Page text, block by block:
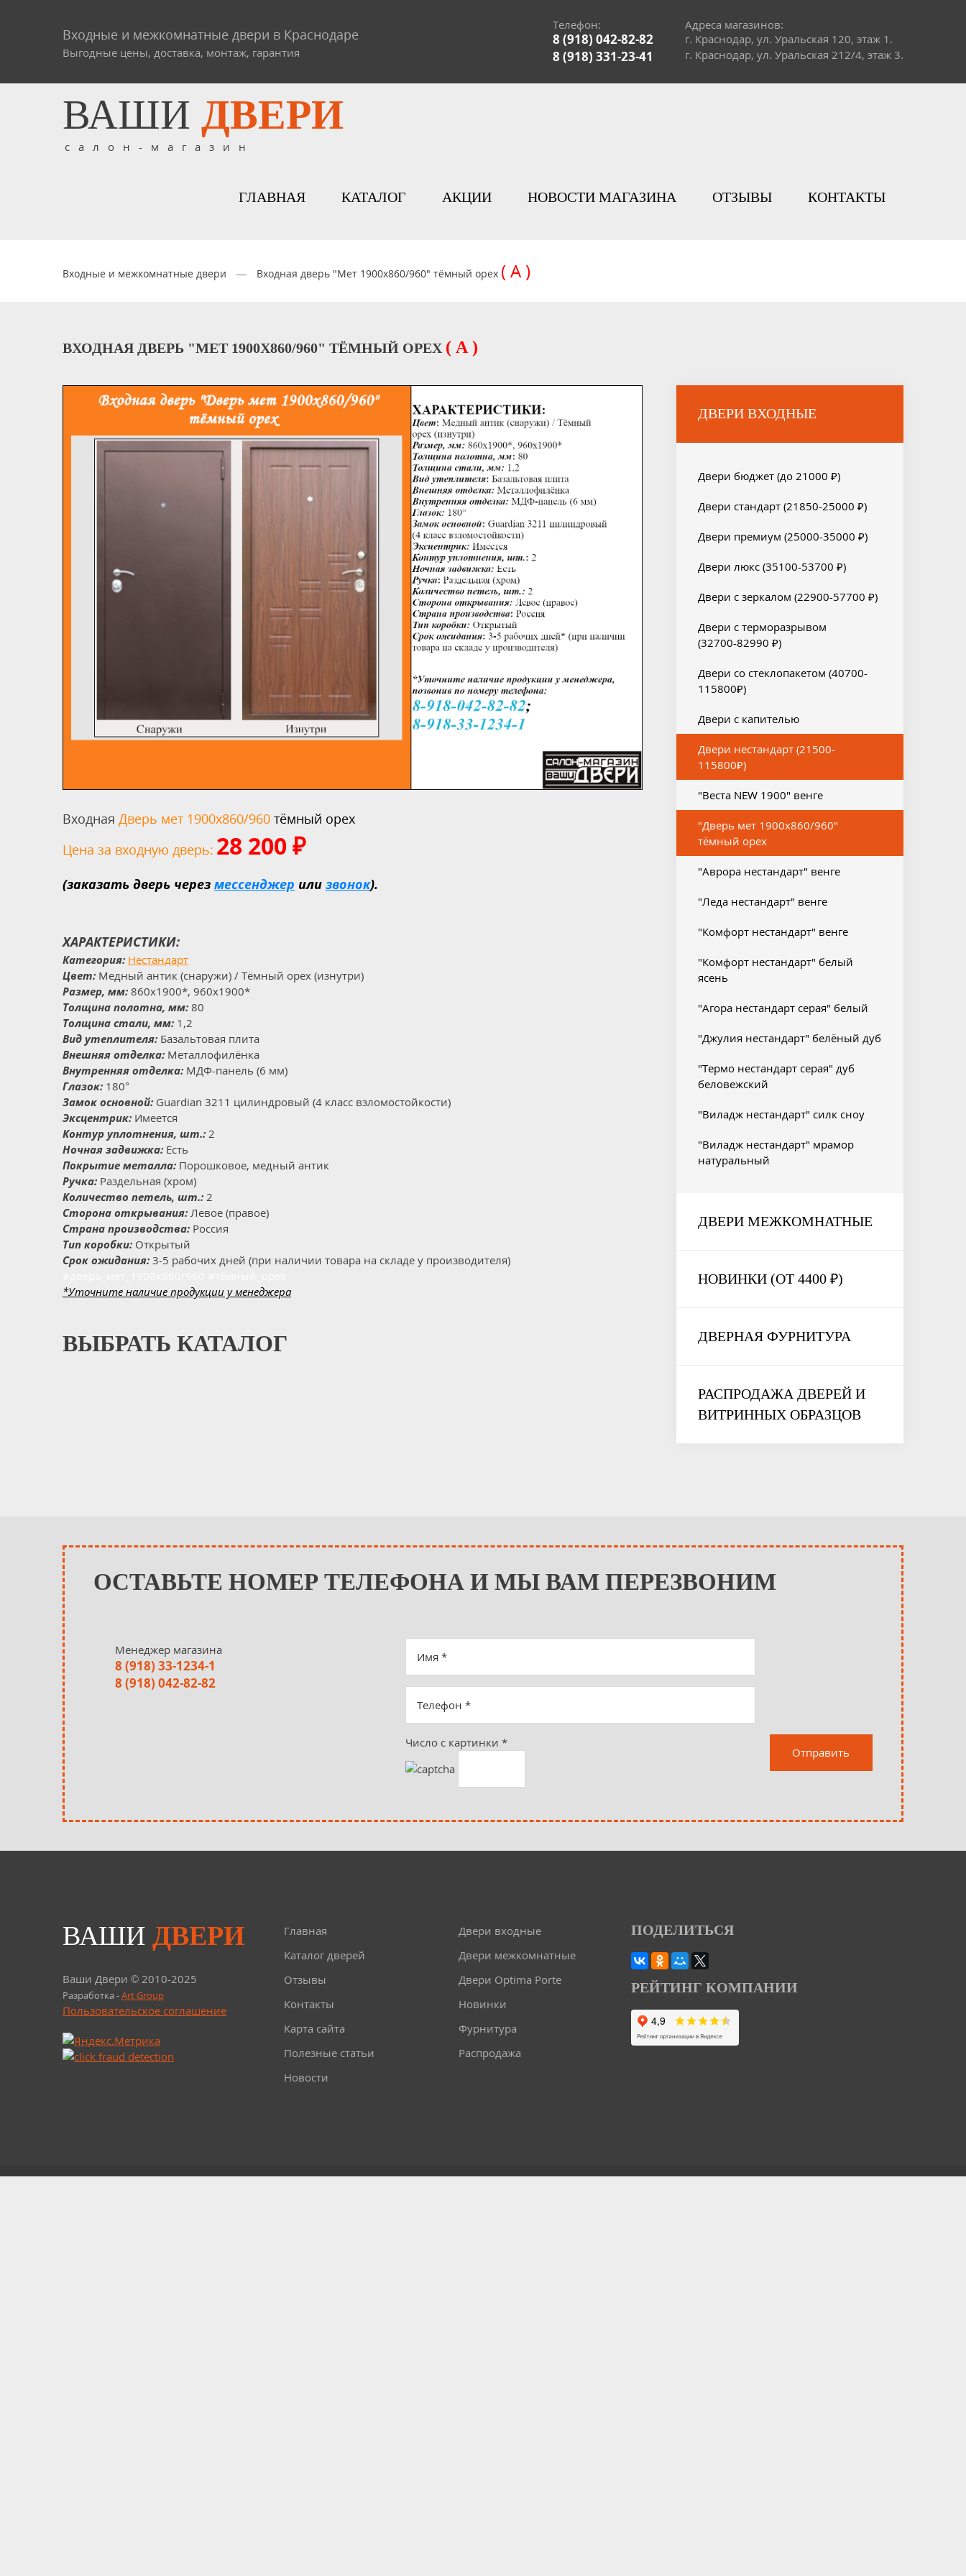
Входные и межкомнатные двери в Краснодаре
Выгодные цены, доставка, монтаж, гарантия
Телефон:
8 (918) 042-82-82
8 (918) 331-23-41
Адреса магазинов:
г. Краснодар, ул. Уральская 120, этаж 1.
г. Краснодар, ул. Уральская 212/4, этаж 3.
ВАШИ ДВЕРИ
салон-магазин
ГЛАВНАЯ КАТАЛОГ АКЦИИ НОВОСТИ МАГАЗИНА ОТЗЫВЫ КОНТАКТЫ
Входные и межкомнатные двери — Входная дверь "Мет 1900х860/960" тёмный орех ( А )
ВХОДНАЯ ДВЕРЬ "МЕТ 1900Х860/960" ТЁМНЫЙ ОРЕХ ( А )
Входная Дверь мет 1900х860/960 тёмный орех
Цена за входную дверь: 28 200₽
(заказать дверь через мессенджер или звонок).
ХАРАКТЕРИСТИКИ:
Категория: Нестандарт
Цвет: Медный антик (снаружи) / Тёмный орех (изнутри)
Размер, мм: 860x1900*, 960x1900*
Толщина полотна, мм: 80
Толщина стали, мм: 1,2
Вид утеплителя: Базальтовая плита
Внешняя отделка: Металлофилёнка
Внутренняя отделка: МДФ-панель (6 мм)
Глазок: 180°
Замок основной: Guardian 3211 цилиндровый (4 класс взломостойкости)
Эксцентрик: Имеется
Контур уплотнения, шт.: 2
Ночная задвижка: Есть
Покрытие металла: Порошковое, медный антик
Ручка: Раздельная (хром)
Количество петель, шт.: 2
Сторона открывания: Левое (правое)
Страна производства: Россия
Тип коробки: Открытый
Срок ожидания: 3-5 рабочих дней (при наличии товара на складе у производителя)
*Уточните наличие продукции у менеджера
ВЫБРАТЬ КАТАЛОГ
ДВЕРИ ВХОДНЫЕ
Двери бюджет (до 21000 ₽)
Двери стандарт (21850-25000 ₽)
Двери премиум (25000-35000 ₽)
Двери люкс (35100-53700 ₽)
Двери с зеркалом (22900-57700 ₽)
Двери с терморазрывом
(32700-82990 ₽)
Двери со стеклопакетом (40700-
115800₽)
Двери с капителью
Двери нестандарт (21500-
115800₽)
"Веста NEW 1900" венге
"Дверь мет 1900х860/960"
тёмный орех
"Аврора нестандарт" венге
"Леда нестандарт" венге
"Комфорт нестандарт" венге
"Комфорт нестандарт" белый
ясень
"Агора нестандарт серая" белый
"Джулия нестандарт" белёный дуб
"Термо нестандарт серая" дуб
беловежский
"Виладж нестандарт" силк сноу
"Виладж нестандарт" мрамор
натуральный
ДВЕРИ МЕЖКОМНАТНЫЕ
НОВИНКИ (ОТ 4400 ₽)
ДВЕРНАЯ ФУРНИТУРА
РАСПРОДАЖА ДВЕРЕЙ И
ВИТРИННЫХ ОБРАЗЦОВ
ОСТАВЬТЕ НОМЕР ТЕЛЕФОНА И МЫ ВАМ ПЕРЕЗВОНИМ
Менеджер магазина
8 (918) 33-1234-1
8 (918) 042-82-82
Число с картинки *
ВАШИ ДВЕРИ
Ваши Двери © 2010-2025
Разработка -Art Group
Пользовательское соглашение
Главная
Каталог дверей
Отзывы
Контакты
Карта сайта
Полезные статьи
Новости
Двери входные
Двери межкомнатные
Двери Optima Porte
Новинки
Фурнитура
Распродажа
ПОДЕЛИТЬСЯ
РЕЙТИНГ КОМПАНИИ